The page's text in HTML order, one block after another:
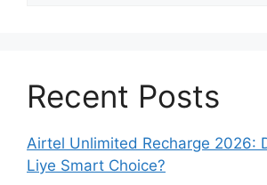
Recent Posts
Airtel Unlimited Recharge 2026:
Liye Smart Choice?